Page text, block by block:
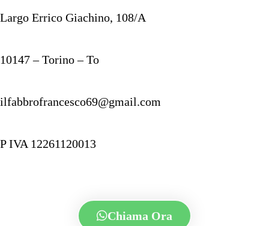
Largo Errico Giachino, 108/A
10147 – Torino – To
ilfabbrofrancesco69@gmail.com
P IVA 12261120013
Chiama Ora